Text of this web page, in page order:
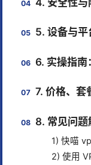
5. 设备与平
6. 实操指南
7. 价格、套
8. 常见问题
1) 快喵
2) 使用